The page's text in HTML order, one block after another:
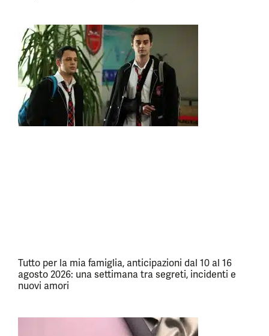
Tutto per la mia famiglia, anticipazioni dal 10 al 16
agosto 2026: una settimana tra segreti, incidenti e
nuovi amori